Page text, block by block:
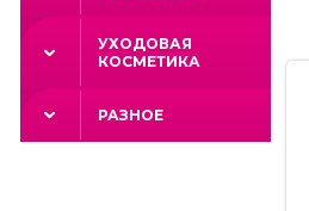
УХОДОВАЯ
КОСМЕТИКА
РАЗНОЕ